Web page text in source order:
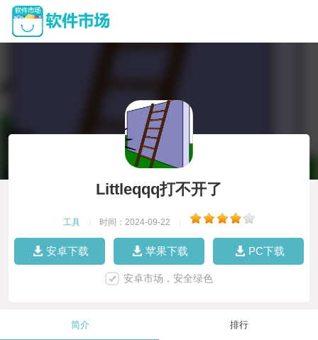
Littleqqq打不开了
工具 时间：2024-09-22
安卓下载 苹果下载 PC下载
安卓市场，安全绿色
简介 排行